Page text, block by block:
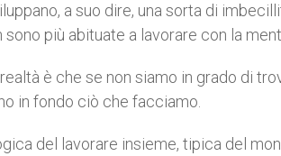
a suo dire, una sorta di
sono più abituate a lavorare con la
è che se non siamo in grado di
in fondo ciò che facciamo.
del lavorare insieme, tipica del